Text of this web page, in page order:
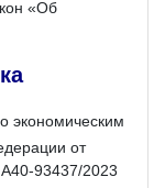
«Об
экономическим
от
93437/2023